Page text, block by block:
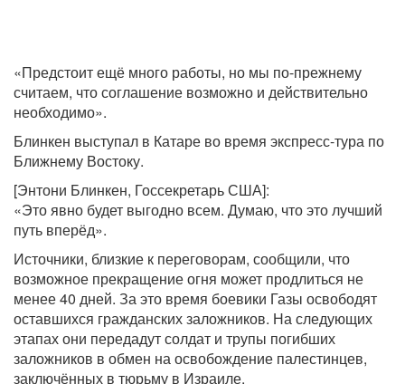
«Предстоит ещё много работы, но мы по-прежнему
считаем, что соглашение возможно и действительно
необходимо».
Блинкен выступал в Катаре во время экспресс-тура по
Ближнему Востоку.
[Энтони Блинкен, Госсекретарь США]:
«Это явно будет выгодно всем. Думаю, что это лучший
путь вперёд».
Источники, близкие к переговорам, сообщили, что
возможное прекращение огня может продлиться не
менее 40 дней. За это время боевики Газы освободят
оставшихся гражданских заложников. На следующих
этапах они передадут солдат и трупы погибших
заложников в обмен на освобождение палестинцев,
заключённых в тюрьму в Израиле.